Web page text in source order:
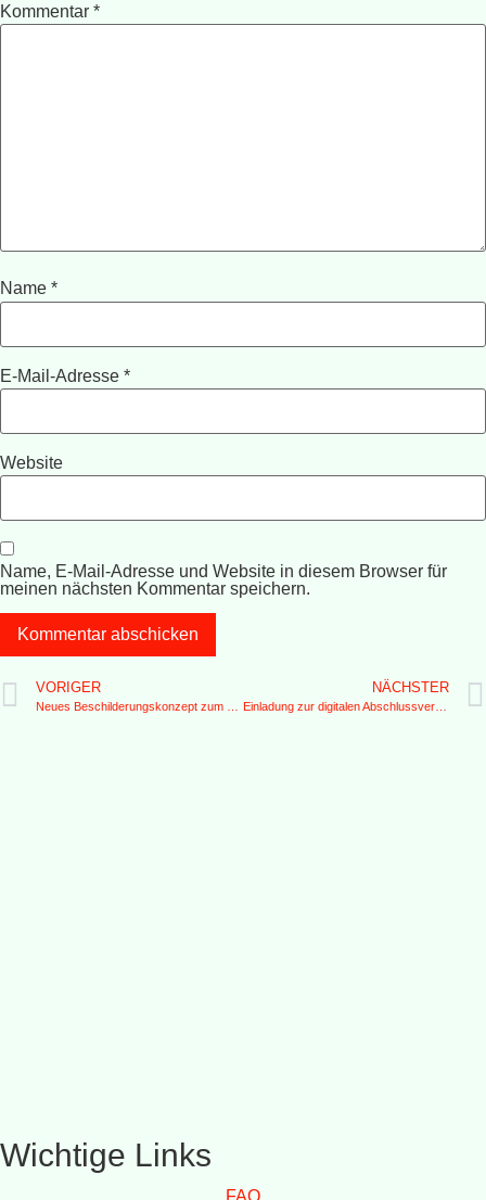
Kommentar *
Name *
E-Mail-Adresse *
Website
Name, E-Mail-Adresse und Website in diesem Browser für
meinen nächsten Kommentar speichern.
VORIGER
Neues Beschilderungskonzept zum Schutz des Birkhuhns am Hirschberg: Studierende stellen ihre Ergebnisse vor
NÄCHSTER
Einladung zur digitalen Abschlussveranstaltung von “Wir im Wald”
Wichtige Links